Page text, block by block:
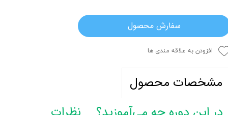
سفارش محصول
افزودن به علاقه مندی ها
مشخصات محصول